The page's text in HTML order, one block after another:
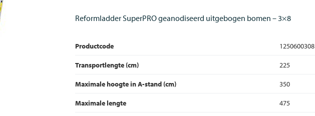
Reformladder SuperPRO geanodiseerd uitgebogen bomen – 3×8
Productcode
1250600308
Transportlengte (cm)
225
Maximale hoogte in A-stand (cm)
350
Maximale lengte
475